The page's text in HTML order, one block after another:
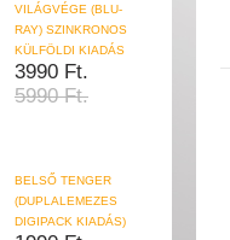
VILÁGVÉGE (BLU-
RAY) SZINKRONOS
KÜLFÖLDI KIADÁS
3990 Ft.
5990 Ft.
BELSŐ TENGER
(DUPLALEMEZES
DIGIPACK KIADÁS)